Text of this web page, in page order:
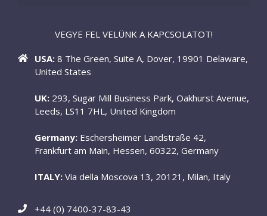
VEGYE FEL VELÜNK A KAPCSOLATOT!
USA: 8 The Green, Suite A, Dover, 19901 Delaware,
United States
UK: 293, Sugar Mill Business Park, Oakhurst Avenue,
Leeds, LS11 7HL, United Kingdom
Germany: Eschersheimer Landstraße 42,
Frankfurt am Main, Hessen, 60322, Germany
ITALY: Via della Moscova 13, 20121, Milan, Italy
+44 (0) 7400-37-83-43